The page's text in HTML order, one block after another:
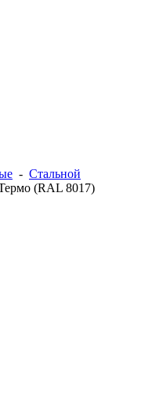
- Стальной
(RAL 8017)